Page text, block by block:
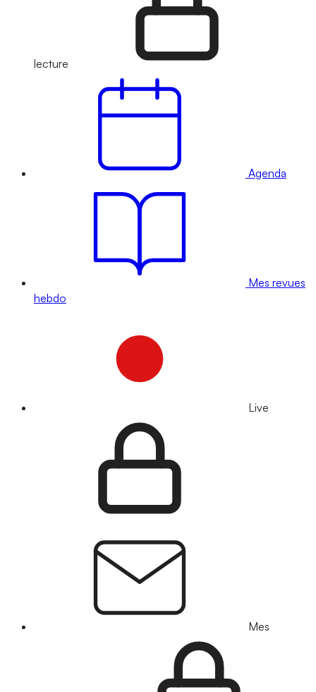
lecture
Agenda
Mes revues
hebdo
Live
Mes